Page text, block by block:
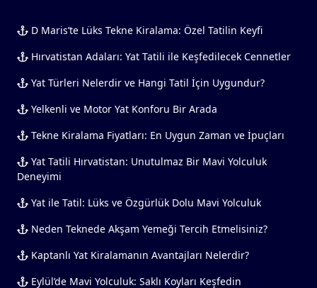
D Maris’te Lüks Tekne Kiralama: Özel Tatilin Keyfi
Hırvatistan Adaları: Yat Tatili ile Keşfedilecek Cennetler
Yat Türleri Nelerdir ve Hangi Tatil İçin Uygundur?
Yelkenli ve Motor Yat Konforu Bir Arada
Tekne Kiralama Fiyatları: En Uygun Zaman ve İpuçları
Yat Tatili Hırvatistan: Unutulmaz Bir Mavi Yolculuk
Deneyimi
Yat ile Tatil: Lüks ve Özgürlük Dolu Mavi Yolculuk
Neden Teknede Akşam Yemeği Tercih Etmelisiniz?
Kaptanlı Yat Kiralamanın Avantajları Nelerdir?
Eylül’de Mavi Yolculuk: Saklı Koyları Keşfedin